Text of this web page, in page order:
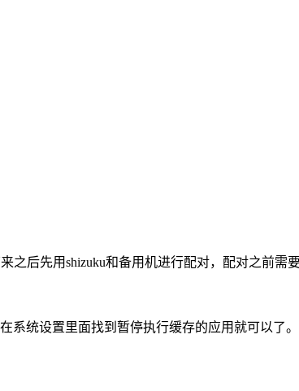
后先用shizuku和备用机进行配对，配对之前需
系统设置里面找到暂停执行缓存的应用就可以了。